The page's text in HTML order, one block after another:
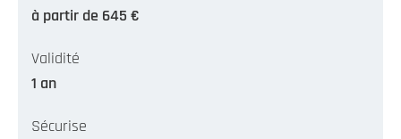
à partir de 645 €
Validité
1 an
Sécurise